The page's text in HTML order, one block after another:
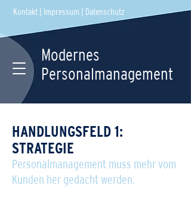
Kontakt Impressum Datenschutz
Modernes
Personalmanagement
HANDLUNGSFELD 1:
STRATEGIE
Personalmanagement muss mehr vom
Kunden her gedacht werden.